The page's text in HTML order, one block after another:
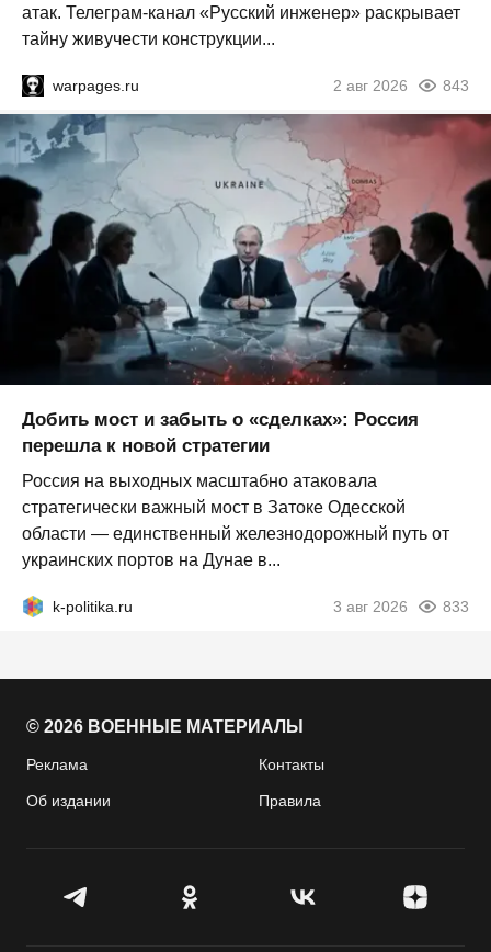
атак. Телеграм-канал «Русский инженер» раскрывает
тайну живучести конструкции...
warpages.ru 2 авг 2026 843
Добить мост и забыть о «сделках»: Россия
перешла к новой стратегии
Россия на выходных масштабно атаковала
стратегически важный мост в Затоке Одесской
области — единственный железнодорожный путь от
украинских портов на Дунае в...
k-politika.ru 3 авг 2026 833
© 2026 ВОЕННЫЕ МАТЕРИАЛЫ
Реклама Контакты
Об издании Правила